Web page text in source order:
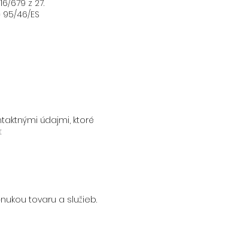
679 z 27.
46/ES
údajmi, ktoré
tovaru a služieb.